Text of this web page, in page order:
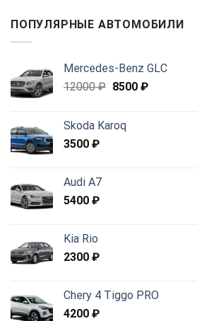
ПОПУЛЯРНЫЕ АВТОМОБИЛИ
Mercedes-Benz GLС
12000₽ Original
12000 ₽.
8500 ₽Current
Skoda Karoq
3500 ₽
Audi A7
5400 ₽
Kia Rio
2300 ₽
Chery 4 Tiggo PRO
4200 ₽